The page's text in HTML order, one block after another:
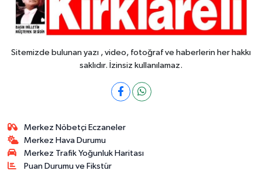
Sitemizde bulunan yazı , video, fotoğraf ve haberlerin her hakkı
saklıdır. İzinsiz kullanılamaz.
Merkez Nöbetçi Eczaneler
Merkez Hava Durumu
Merkez Trafik Yoğunluk Haritası
Puan Durumu ve Fikstür